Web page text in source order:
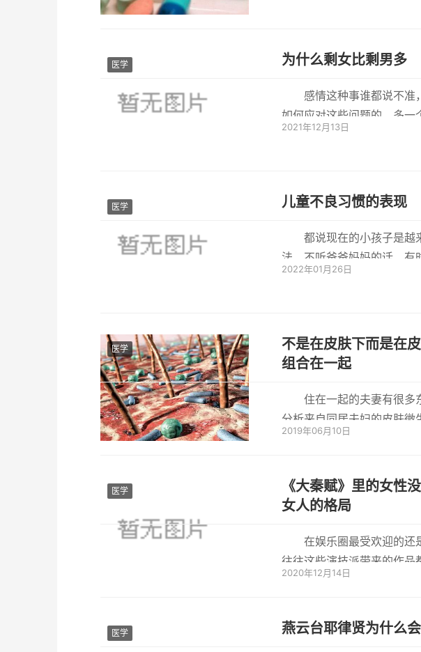
医学 为什么剩女比剩男多
感情这种事谁都说不准
如何应对这些问题的，多一
的更多就会...
2021年12月13日
医学 儿童不良习惯的表现
都说现在的小孩子是越
法，不听爸爸妈妈的话，有
现有哪些？做...
2022年01月26日
医学
不是在皮肤下而是在
组合在一起
住在一起的夫妻有很多
分析来自同居夫妇的皮肤微
态学家发现...
2019年06月10日
医学
《大秦赋》里的女性
女人的格局
在娱乐圈最受欢迎的还
往往这些演技派带来的作品
呢？《大秦赋...
2020年12月14日
医学 燕云台耶律贤为什么